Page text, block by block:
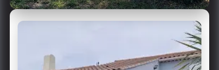
(MAPRIMERÉNOV')